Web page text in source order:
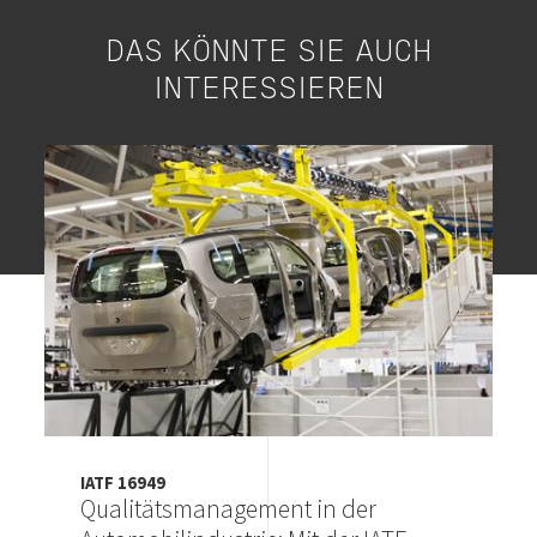
DAS KÖNNTE SIE AUCH
INTERESSIEREN
Image
IATF 16949
Qualitätsmanagement in der